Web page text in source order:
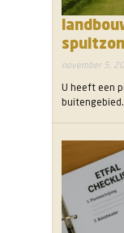
november 5,
U heeft een